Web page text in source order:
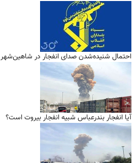
احتمال شنیده‌شدن صدای انفجار در شاهین‌شهر
آیا انفجار بندرعباس شبیه انفجار بیروت است؟